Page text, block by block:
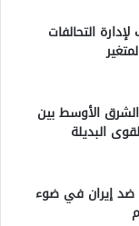
التحالفات
الشرق الأوسط بين
البديلة
ضد إيران في ضوء